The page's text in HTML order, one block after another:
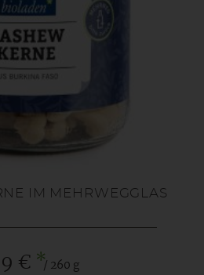
IM MEHRWEGGLAS
€ */ 260 g